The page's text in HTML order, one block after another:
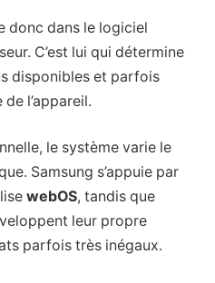
donc dans le logiciel
C’est lui qui détermine
disponibles et parfois
l’appareil.
le système varie le
Samsung s’appuie par
webOS, tandis que
leur propre
parfois très inégaux.